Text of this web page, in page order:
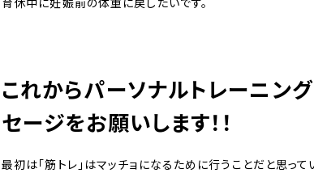
これからパーソナルトレーニン
セージをお願いします！！
最初は「筋トレ」はマッチョになるために行うことだと思って